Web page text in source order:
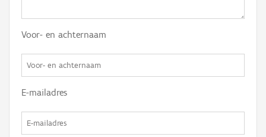
Voor- en achternaam
E-mailadres